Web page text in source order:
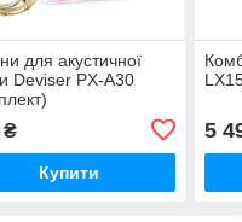
для акустичної
Deviser PX-A30
Купити
5